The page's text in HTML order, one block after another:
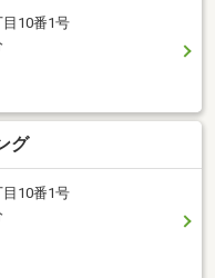
10番1号
グ
10番1号